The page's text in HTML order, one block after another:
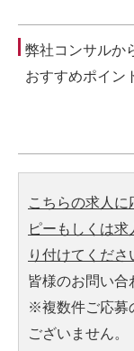
弊社コンサルか
おすすめポイン
こちらの求人に
ピーもしくは
り付けてくださ
皆様のお問い合
※複数件ご応募
ございません。